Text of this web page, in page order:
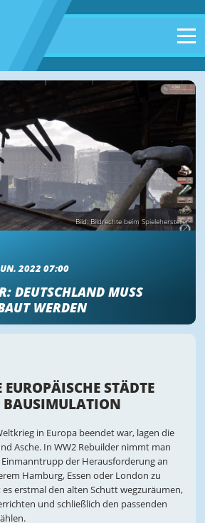
Bild: Bildrechte beim Spielehersteller
2022 07:00
DEUTSCHLAND MUSS
WERDEN
STÄDTE
BAUSIMULATION
in Europa beendet war, lagen die
Asche. In WW2 Rebuilder nimmt man
der Herausforderung an
Hamburg, Essen oder London zu
es erstmal den alten Schutt wegzuräumen,
und schließlich den passenden